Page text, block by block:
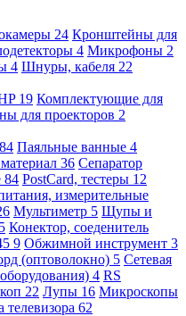
24 Кронштейны для
4 Микрофоны 2
4 Шнуры, кабеля 22
19 Комплектующие для
для проекторов 2
84 Паяльные ванные 4
36 Сепаратор
84 PostCard, тестеры 12
измерительные
Мультиметр 5 Щупы и
Конектор, соеденитель
9 Обжимной инструмент 3
(оптоволокно) 5 Сетевая
4 RS
22 Лупы 16 Микроскопы
телевизора 62